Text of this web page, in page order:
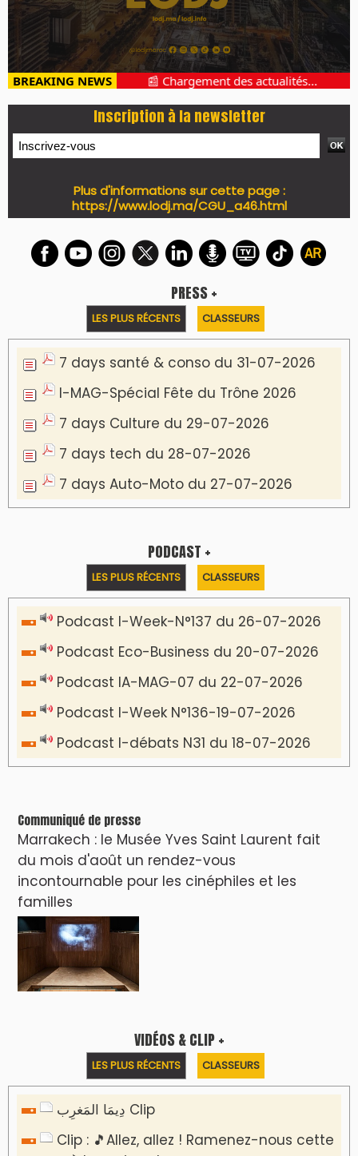
BREAKING NEWS 📰 Chargement des actualités...
Inscription à la newsletter
Plus d'informations sur cette page :
https://www.lodj.ma/CGU_a46.html
PRESS +
LES PLUS RÉCENTS CLASSEURS
7 days santé & conso du 31-07-2026
I-MAG-Spécial Fête du Trône 2026
7 days Culture du 29-07-2026
7 days tech du 28-07-2026
7 days Auto-Moto du 27-07-2026
PODCAST +
LES PLUS RÉCENTS CLASSEURS
Podcast I-Week-N°137 du 26-07-2026
Podcast Eco-Business du 20-07-2026
Podcast IA-MAG-07 du 22-07-2026
Podcast I-Week N°136-19-07-2026
Podcast I-débats N31 du 18-07-2026
Communiqué de presse
Marrakech : le Musée Yves Saint Laurent fait
du mois d'août un rendez-vous
incontournable pour les cinéphiles et les
familles
VIDÉOS & CLIP +
LES PLUS RÉCENTS CLASSEURS
دِيمَا المَغرِب Clip
Clip : 🎵Allez, allez ! Ramenez-nous cette